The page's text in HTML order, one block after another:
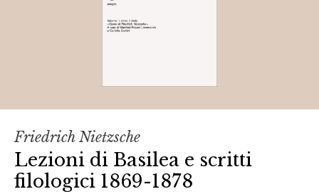
Friedrich Nietzsche
Lezioni di Basilea e scritti
filologici 1869-1878